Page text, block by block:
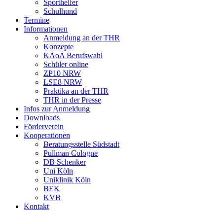
Sporthelfer
Schulhund
Termine
Informationen
Anmeldung an der THR
Konzepte
KAoA Berufswahl
Schüler online
ZP10 NRW
LSE8 NRW
Praktika an der THR
THR in der Presse
Infos zur Anmeldung
Downloads
Förderverein
Kooperationen
Beratungsstelle Südstadt
Pullman Cologne
DB Schenker
Uni Köln
Uniklinik Köln
BEK
KVB
Kontakt